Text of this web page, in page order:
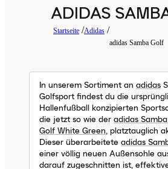
ADIDAS
Startseite Adidas
adidas Samba Golf
In unserem Sortiment an adidas
Golfsport findest du die
Hallenfußball konzipierten
die jetzt so wie der adidas
Golf White Green, platztauglich
Dieser überarbeitete adidas
einer völlig neuen Außensohle
darauf zugeschnitten ist,